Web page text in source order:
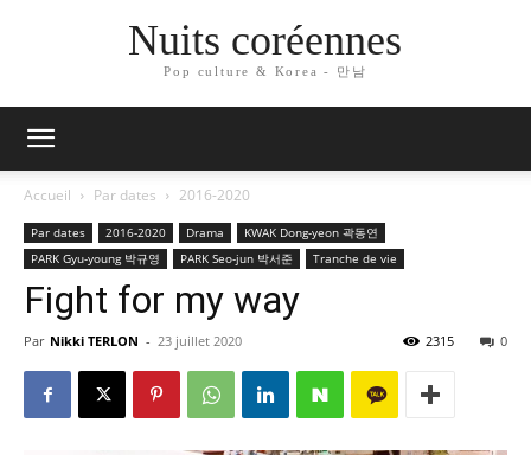
Nuits coréennes
Pop culture & Korea - 만남
Accueil Par dates 2016-2020
Par dates 2016-2020 Drama
KWAK Dong-yeon 곽동연
PARK Gyu-young 박규영
PARK Seo-jun 박서준 Tranche de vie
Fight for my way
Par Nikki TERLON - 23 juillet 2020 0
2315